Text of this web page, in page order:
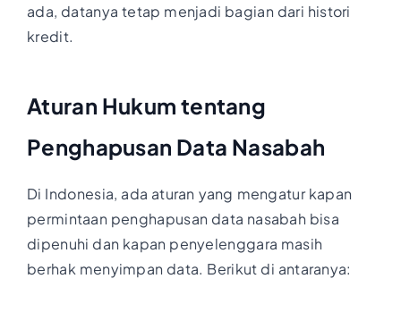
ada, datanya tetap menjadi bagian dari histori
kredit.
Aturan Hukum tentang
Penghapusan Data Nasabah
Di Indonesia, ada aturan yang mengatur kapan
permintaan penghapusan data nasabah bisa
dipenuhi dan kapan penyelenggara masih
berhak menyimpan data. Berikut di antaranya: